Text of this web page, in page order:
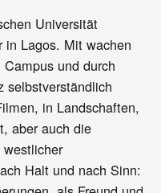
Universität
in Lagos. Mit wachen
und durch
selbstverständlich
in Landschaften,
aber auch die
Halt und nach Sinn: